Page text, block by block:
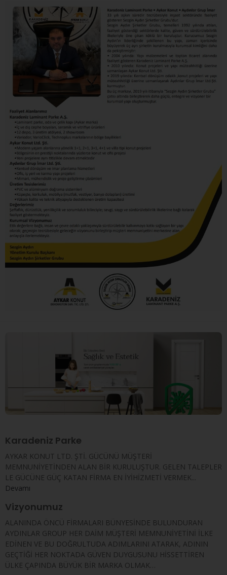
Karadeniz Parke
AYKAR KONUT LTD. ŞTİ. GÜCÜNÜ MÜŞTERİ
MEMNUNİYETİNDEN ALAN BİR KURULUŞTUR. GELEN TALEPLER
LE GÜCÜNE GÜÇ KATAN FİRMA EN İYİHİZMETİ VERMEK...
Devamı
Vizyonumuz
ALANINDA ÖNCÜ FİRMALARI BÜNYESİNDE BULUNDURAN
AYDINLAR GROUP HER DAİM MÜŞTERİ MEMNUNİYETİNİ İLKE
EDİNEN VE BU DOĞRULTUDA ADIMLARINI ATARAK, ADININ
GEÇTİĞİ HER NOKTADA GÜVEN DUYGUSUNU HİSSETTİREN
ÜLKE ÇAPINDA BÜYÜK BİR MARKA OLMAK…